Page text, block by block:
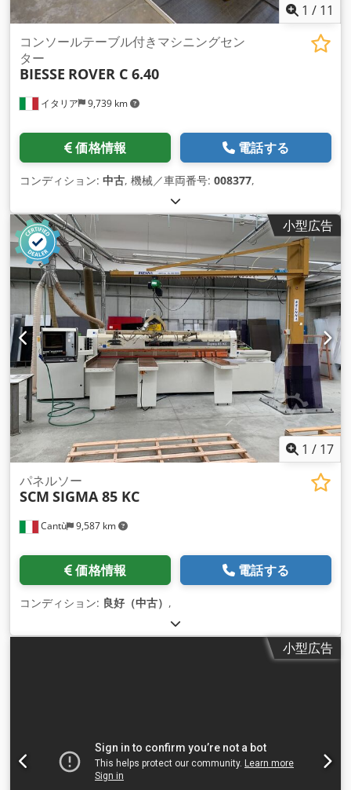
1 / 11
イタリア 9,739 km
コンソールテーブル付きマシニングセン
ター
BIESSE ROVER C 6.40
価格情報 電話する
コンディション: 中古, 機械／車両番号: 008377,
小型広告
1 / 17
Cantù 9,587 km
パネルソー
SCM SIGMA 85 KC
価格情報 電話する
コンディション: 良好（中古） ,
小型広告